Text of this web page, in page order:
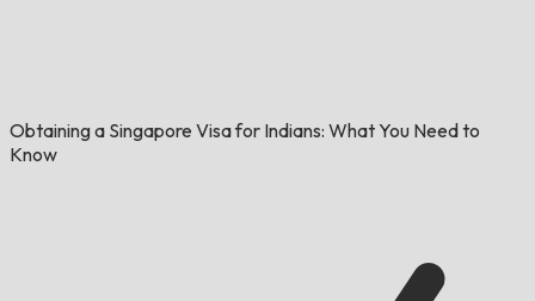
Obtaining a Singapore Visa for Indians: What You Need to
Know